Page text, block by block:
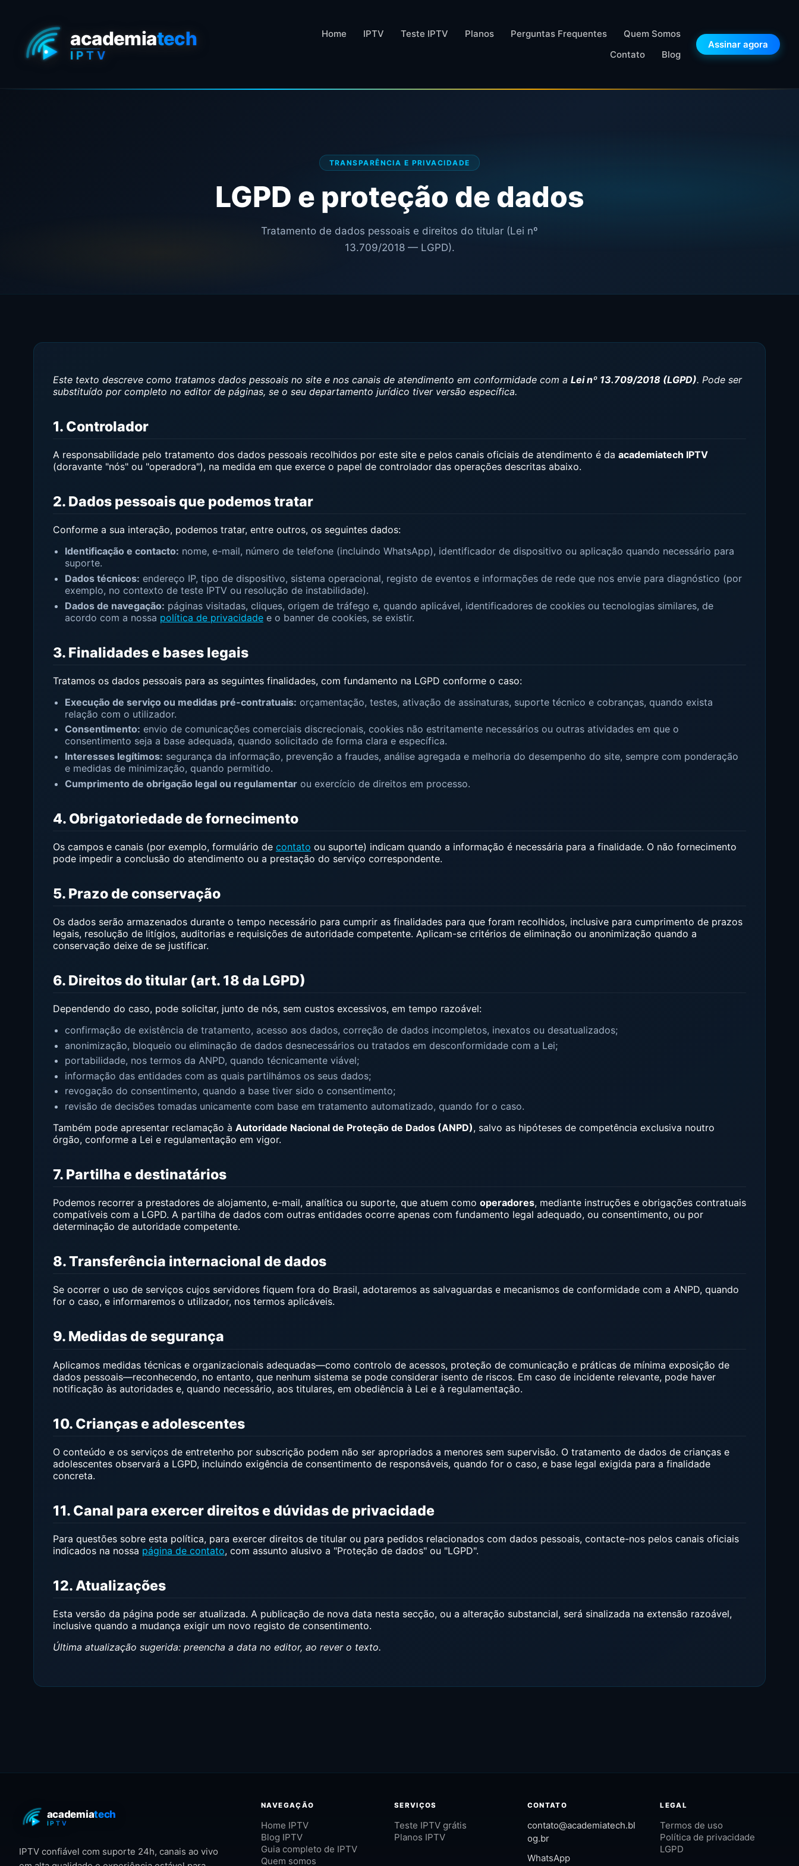
Home IPTV Teste IPTV Planos Perguntas Frequentes
Quem Somos
Contato
Blog
Assinar agora
TRANSPARÊNCIA E PRIVACIDADE
LGPD e proteção de dados
Tratamento de dados pessoais e direitos do titular (Lei nº
13.709/2018 — LGPD).
Este texto descreve como tratamos dados pessoais no site e nos canais de atendimento em conformidade com a Lei nº 13.709/2018 (LGPD). Pode ser
substituído por completo no editor de páginas, se o seu departamento jurídico tiver versão específica.
1. Controlador
A responsabilidade pelo tratamento dos dados pessoais recolhidos por este site e pelos canais oficiais de atendimento é da academiatech IPTV
(doravante "nós" ou "operadora"), na medida em que exerce o papel de controlador das operações descritas abaixo.
2. Dados pessoais que podemos tratar
Conforme a sua interação, podemos tratar, entre outros, os seguintes dados:
Identificação e contacto: nome, e-mail, número de telefone (incluindo WhatsApp), identificador de dispositivo ou aplicação quando necessário para
suporte.
Dados técnicos: endereço IP, tipo de dispositivo, sistema operacional, registo de eventos e informações de rede que nos envie para diagnóstico (por
exemplo, no contexto de teste IPTV ou resolução de instabilidade).
Dados de navegação: páginas visitadas, cliques, origem de tráfego e, quando aplicável, identificadores de cookies ou tecnologias similares, de
acordo com a nossa política de privacidade e o banner de cookies, se existir.
3. Finalidades e bases legais
Tratamos os dados pessoais para as seguintes finalidades, com fundamento na LGPD conforme o caso:
Execução de serviço ou medidas pré-contratuais: orçamentação, testes, ativação de assinaturas, suporte técnico e cobranças, quando exista
relação com o utilizador.
Consentimento: envio de comunicações comerciais discrecionais, cookies não estritamente necessários ou outras atividades em que o
consentimento seja a base adequada, quando solicitado de forma clara e específica.
Interesses legítimos: segurança da informação, prevenção a fraudes, análise agregada e melhoria do desempenho do site, sempre com ponderação
e medidas de minimização, quando permitido.
Cumprimento de obrigação legal ou regulamentar ou exercício de direitos em processo.
4. Obrigatoriedade de fornecimento
Os campos e canais (por exemplo, formulário de contato ou suporte) indicam quando a informação é necessária para a finalidade. O não fornecimento
pode impedir a conclusão do atendimento ou a prestação do serviço correspondente.
5. Prazo de conservação
Os dados serão armazenados durante o tempo necessário para cumprir as finalidades para que foram recolhidos, inclusive para cumprimento de prazos
legais, resolução de litígios, auditorias e requisições de autoridade competente. Aplicam-se critérios de eliminação ou anonimização quando a
conservação deixe de se justificar.
6. Direitos do titular (art. 18 da LGPD)
Dependendo do caso, pode solicitar, junto de nós, sem custos excessivos, em tempo razoável:
confirmação de existência de tratamento, acesso aos dados, correção de dados incompletos, inexatos ou desatualizados;
anonimização, bloqueio ou eliminação de dados desnecessários ou tratados em desconformidade com a Lei;
portabilidade, nos termos da ANPD, quando técnicamente viável;
informação das entidades com as quais partilhámos os seus dados;
revogação do consentimento, quando a base tiver sido o consentimento;
revisão de decisões tomadas unicamente com base em tratamento automatizado, quando for o caso.
Também pode apresentar reclamação à Autoridade Nacional de Proteção de Dados (ANPD), salvo as hipóteses de competência exclusiva noutro
órgão, conforme a Lei e regulamentação em vigor.
7. Partilha e destinatários
Podemos recorrer a prestadores de alojamento, e-mail, analítica ou suporte, que atuem como operadores, mediante instruções e obrigações contratuais
compatíveis com a LGPD. A partilha de dados com outras entidades ocorre apenas com fundamento legal adequado, ou consentimento, ou por
determinação de autoridade competente.
8. Transferência internacional de dados
Se ocorrer o uso de serviços cujos servidores fiquem fora do Brasil, adotaremos as salvaguardas e mecanismos de conformidade com a ANPD, quando
for o caso, e informaremos o utilizador, nos termos aplicáveis.
9. Medidas de segurança
Aplicamos medidas técnicas e organizacionais adequadas—como controlo de acessos, proteção de comunicação e práticas de mínima exposição de
dados pessoais—reconhecendo, no entanto, que nenhum sistema se pode considerar isento de riscos. Em caso de incidente relevante, pode haver
notificação às autoridades e, quando necessário, aos titulares, em obediência à Lei e à regulamentação.
10. Crianças e adolescentes
O conteúdo e os serviços de entretenho por subscrição podem não ser apropriados a menores sem supervisão. O tratamento de dados de crianças e
adolescentes observará a LGPD, incluindo exigência de consentimento de responsáveis, quando for o caso, e base legal exigida para a finalidade
concreta.
11. Canal para exercer direitos e dúvidas de privacidade
Para questões sobre esta política, para exercer direitos de titular ou para pedidos relacionados com dados pessoais, contacte-nos pelos canais oficiais
indicados na nossa página de contato, com assunto alusivo a "Proteção de dados" ou "LGPD".
12. Atualizações
Esta versão da página pode ser atualizada. A publicação de nova data nesta secção, ou a alteração substancial, será sinalizada na extensão razoável,
inclusive quando a mudança exigir um novo registo de consentimento.
Última atualização sugerida: preencha a data no editor, ao rever o texto.
IPTV confiável com suporte 24h, canais ao vivo
NAVEGAÇÃO
Home IPTV
Blog IPTV
Guia completo de IPTV
Quem somos
SERVIÇOS
Teste IPTV grátis
Planos IPTV
CONTATO
contato@academiatech.bl
og.br
WhatsApp
LEGAL
Termos de uso
Política de privacidade
LGPD